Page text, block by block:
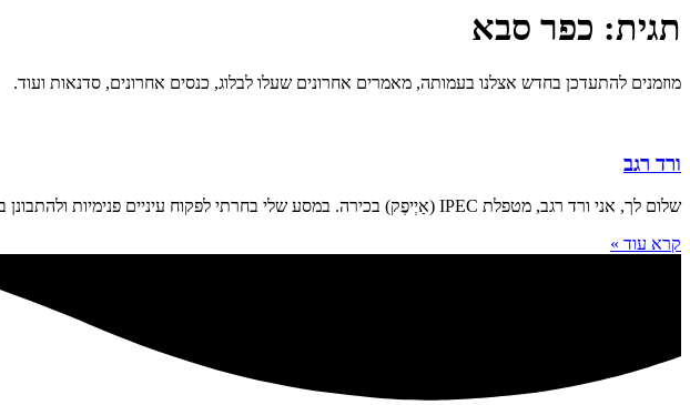
תגית: כפר סבא
מוזמנים להתעדכן בחדש אצלנו בעמותה, מאמרים אחרונים שעלו לבלוג, כנסים אחרונים, סדנאות ועוד.
ורד רגב
שלום לך, אני ורד רגב, מטפלת IPEC (אַיְיפֶק) בכירה. במסע שלי בחרתי לפקוח עיניים פנימיות ולהתבונן בכל מה שמבקש להשתנות, בנשימה שלי ובאופן בו אני
קרא עוד »